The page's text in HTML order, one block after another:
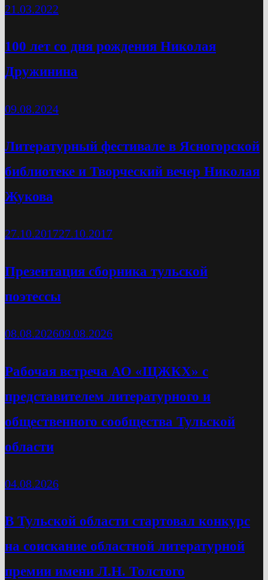
21.03.2022
100 лет со дня рождения Николая
Дружинина
09.08.2024
Литературный фестивале в Ясногорской
библиотеке и Творческий вечер Николая
Жукова
27.10.201727.10.2017
Презентация сборника тульской
поэтессы
08.08.202609.08.2026
Рабочая встреча АО «ЩЖКХ» с
представителем литературного и
общественного сообщества Тульской
области
04.08.2026
В Тульской области стартовал конкурс
на соискание областной литературной
премии имени Л.Н. Толстого